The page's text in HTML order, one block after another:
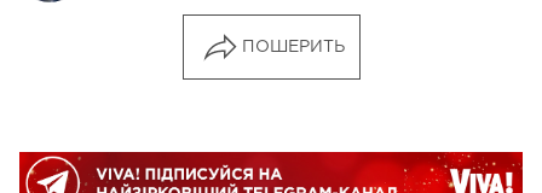
ПОШЕРИТЬ